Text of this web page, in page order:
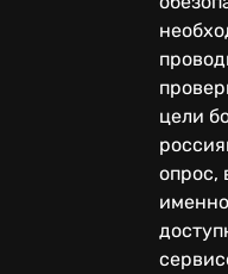
цели
опрос,